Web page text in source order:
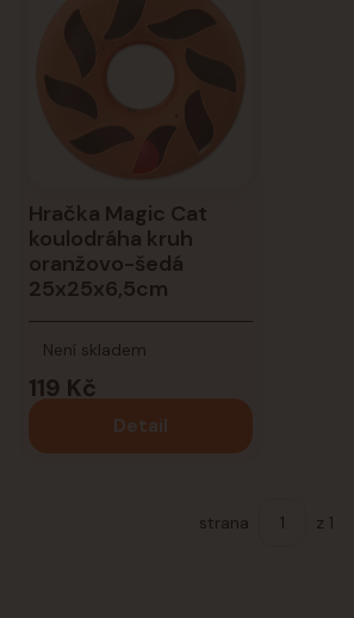
Hračka Magic Cat
koulodráha kruh
oranžovo-šedá
25x25x6,5cm
119 Kč
Není skladem
Detail
strana z 1